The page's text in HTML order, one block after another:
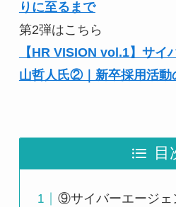
りに至るまで
第2弾はこちら
【HR VISION vol.1】サ
山哲人氏②｜新卒採用活動
目
⑨サイバーエージェ